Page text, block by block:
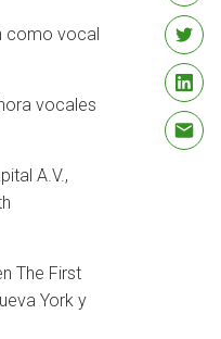
como vocal
vocales
A.V.,
The First
York y